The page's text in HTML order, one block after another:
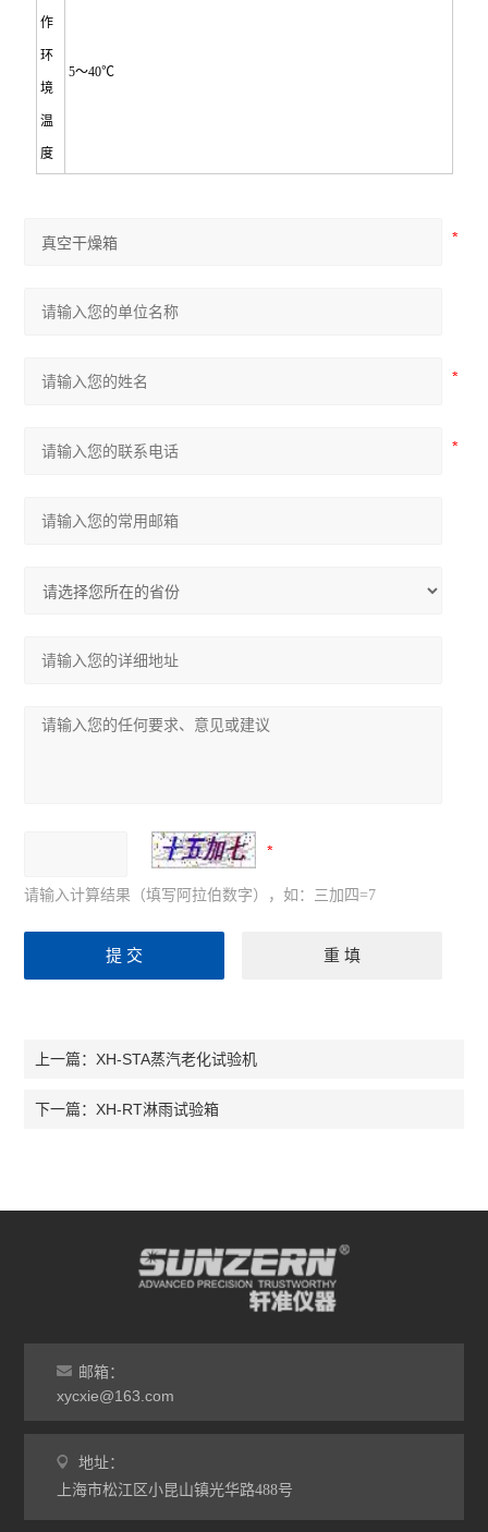
作
环
境
温
度
5～40℃
请输入计算结果（填写阿拉伯数字），如：三加四=7
上一篇：XH-STA蒸汽老化试验机
下一篇：XH-RT淋雨试验箱
邮箱：
xycxie@163.com
地址：
上海市松江区小昆山镇光华路488号